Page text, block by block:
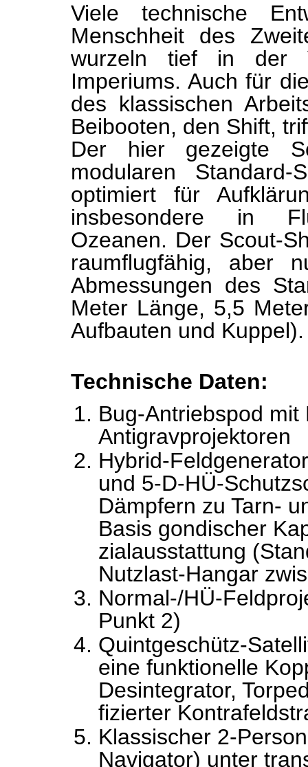
Viele technische
Menschheit des
wurzeln tief in der
Imperiums. Auch für
des klassischen
Beibooten, den Shift,
Der hier gezeigte
modularen
optimiert für
insbesondere in
Ozeanen. Der Scout-
raumflugfähig, aber
Abmessungen des
Meter Länge, 5,5
Aufbauten und Kuppel).
Technische Daten:
Bug-Antriebspod mit
Antigravprojektoren
Hybrid-
und 5-D-HÜ-
Dämpfern zu Tarn-
Basis gondischer
zialausstattung
Nutzlast-Hangar
Normal-/HÜ-
Punkt 2)
Quintgeschütz-
eine funktionelle
Desintegrator,
fizierter
Klassischer 2-
Navigator) unter